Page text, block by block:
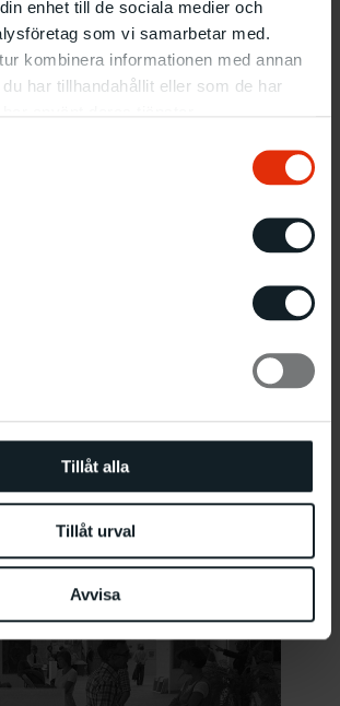
enhet till de sociala medier och
som vi samarbetar med.
kombinera informationen med annan
har tillhandahållit eller som de har
Tillåt alla
Tillåt urval
Avvisa